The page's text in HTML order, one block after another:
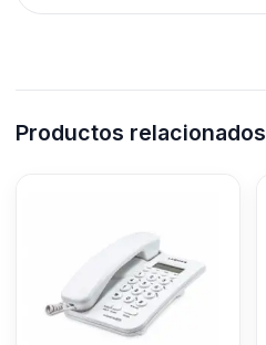
Productos relacionados